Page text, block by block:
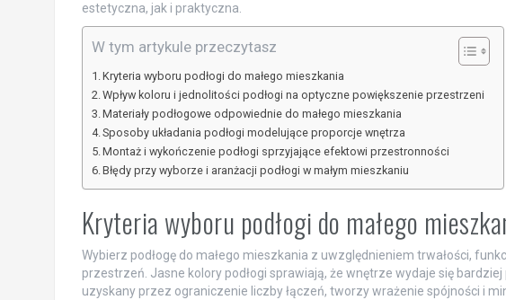
estetyczna, jak i praktyczna.
W tym artykule przeczytasz
Kryteria wyboru podłogi do małego mieszkania
Wpływ koloru i jednolitości podłogi na optyczne powiększenie przestrzeni
Materiały podłogowe odpowiednie do małego mieszkania
Sposoby układania podłogi modelujące proporcje wnętrza
Montaż i wykończenie podłogi sprzyjające efektowi przestronności
Błędy przy wyborze i aranżacji podłogi w małym mieszkaniu
Kryteria wyboru podłogi do małego
Wybierz podłogę do małego mieszkania z uwzględnieniem trwałości,
przestrzeń. Jasne kolory podłogi sprawiają, że wnętrze wydaje się
uzyskany przez ograniczenie liczby łączeń, tworzy wrażenie spójności i